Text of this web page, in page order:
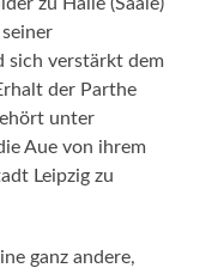
sich verstärkt dem
der Parthe
unter
Aue von ihrem
Leipzig zu
ganz andere,